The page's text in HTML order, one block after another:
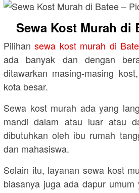
Sewa Kost Murah di
Pilihansewa kost murah di
ada banyak dan dengan
ditawarkan masing-masing
kota besar.
Sewa kost murah ada yang
mandi dalam atau luar atau
dibutuhkan oleh ibu rumah
dan mahasiswa.
Selain itu, layanan sewa kost
biasanya juga ada dapur umum